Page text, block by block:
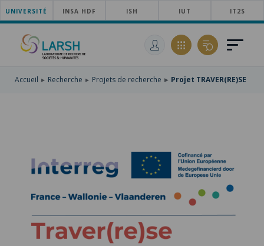
ACCÉDER
AU
MENU
PRINCIPAL
ALLER
AU
CONTENU
ACCÉDER
RECHERCHE
UNIVERSITÉ INSA HDF ISH IUT IT2S
Accueil Recherche Projets de recherche Projet TRAVER(RE)SE